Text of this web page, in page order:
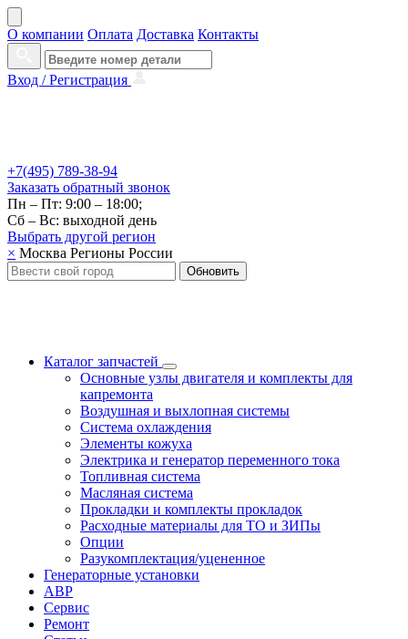
О компании Оплата Доставка Контакты
Вход /Регистрация
+7(495) 789-38-94
Заказать обратный звонок
Пн – Пт: 9:00 – 18:00;
Сб – Вс: выходной день
Выбрать другой регион
× Москва Регионы России
Обновить
Каталог запчастей
Основные узлы двигателя и комплекты для
капремонта
Воздушная и выхлопная системы
Система охлаждения
Элементы кожуха
Электрика и генератор переменного тока
Топливная система
Масляная система
Прокладки и комплекты прокладок
Расходные материалы для ТО и ЗИПы
Опции
Разукомплектация/уцененное
Генераторные установки
АВР
Сервис
Ремонт